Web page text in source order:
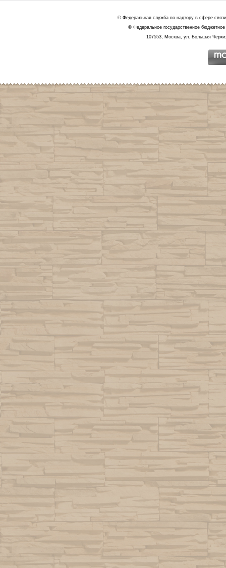
© Федеральная служба по надзору в сфере
© Федеральное государственное
107553, Москва, ул. Большая